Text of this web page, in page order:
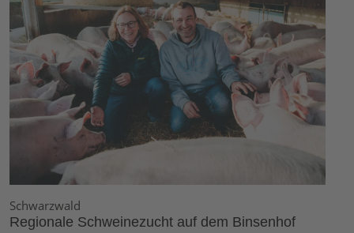
Schwarzwald
Regionale Schweinezucht auf dem Binsenhof